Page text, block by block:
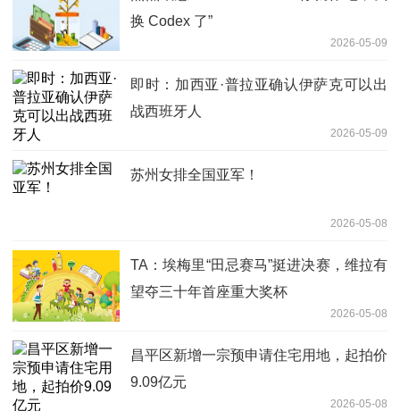
换 Codex 了”
2026-05-09
即时：加西亚·普拉亚确认伊萨克可以出
战西班牙人
2026-05-09
苏州女排全国亚军！
2026-05-08
TA：埃梅里“田忌赛马”挺进决赛，维拉有
望夺三十年首座重大奖杯
2026-05-08
昌平区新增一宗预申请住宅用地，起拍价
9.09亿元
2026-05-08